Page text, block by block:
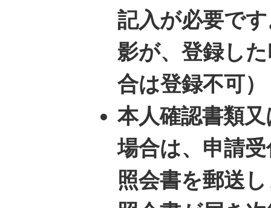
記入が必要で
影が、登録し
合は登録不可）
本人確認書類
場合は、申請
照会書を郵送